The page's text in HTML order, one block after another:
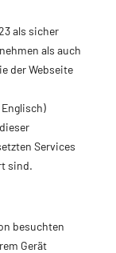
als sicher
als auch
der Webseite
Services
sind.
besuchten
Gerät